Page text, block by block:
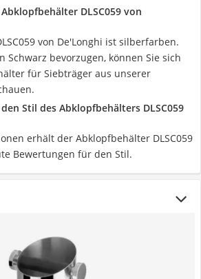
DLSC059 von
von De'Longhi ist silberfarben.
Schwarz bevorzugen, können Sie sich
für Siebträger aus unserer
Stil des Abklopfbehälters DLSC059
erhält der Abklopfbehälter DLSC059
Bewertungen für den Stil.